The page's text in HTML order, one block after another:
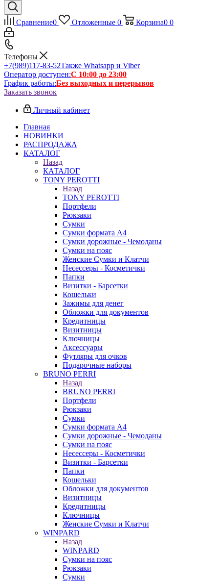
Сравнение0 Отложенные 0 Корзина0 0
Телефоны
+7(989)117-83-52Также Whatsapp и Viber
Оператор доступен:С 10:00 до 23:00
График работы:Без выходных и перерывов
Заказать звонок
Личный кабинет
Главная
НОВИНКИ
РАСПРОДАЖА
КАТАЛОГ
Назад
КАТАЛОГ
TONY PEROTTI
Назад
TONY PEROTTI
Портфели
Рюкзаки
Сумки
Сумки формата А4
Сумки дорожные - Чемоданы
Сумки на пояс
Женские Сумки и Клатчи
Несессеры - Косметички
Папки
Визитки - Барсетки
Кошельки
Зажимы для денег
Обложки для документов
Кредитницы
Визитницы
Ключницы
Аксессуары
Футляры для очков
Подарочные наборы
BRUNO PERRI
Назад
BRUNO PERRI
Портфели
Рюкзаки
Сумки
Сумки формата А4
Сумки дорожные - Чемоданы
Сумки на пояс
Несессеры - Косметички
Визитки - Барсетки
Папки
Кошельки
Обложки для документов
Визитницы
Кредитницы
Ключницы
Женские Сумки и Клатчи
WINPARD
Назад
WINPARD
Сумки на пояс
Рюкзаки
Сумки